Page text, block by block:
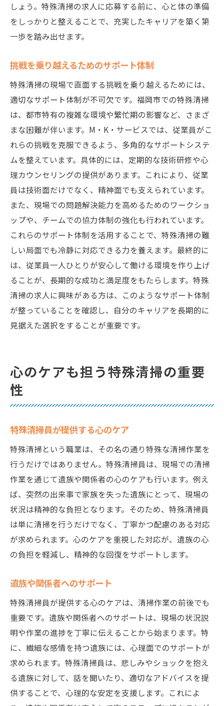
しょう。特殊清掃の求人に応募する前に、心と体の準備
をしっかりと整えることで、充実したキャリアを築く第
一歩を踏み出せます。
挑戦を乗り越えるためのサポート体制
特殊清掃の現場で直面する挑戦を乗り越えるためには、
適切なサポート体制が不可欠です。福岡市での特殊清掃
は、都市特有の複雑な環境や繁忙期の影響など、さまざ
まな困難が伴います。M・K・サービスでは、従業員がこ
れらの挑戦を克服できるよう、多角的なサポートシステ
ムを整えています。具体的には、定期的な技術研修や心
理カウンセリングの提供があります。これにより、従業
員は技術面だけでなく、精神面でも支えられています。
また、現場での問題解決能力を高めるためのワークショ
ップや、チームでの協力体制の強化も行われています。
これらのサポート体制を活用することで、特殊清掃の難
しい局面でも冷静に対応できる力を養えます。最終的に
は、従業員一人ひとりが安心して働ける環境を作り上げ
ることが、長期的な成功と満足度をもたらします。特殊
清掃の求人に興味がある方は、このようなサポート体制
が整っていることを確認し、自分のキャリアを長期的に
見据えた選択をすることが重要です。
心のケアも担う特殊清掃の重要
性
特殊清掃員が提供する心のケア
特殊清掃という職業は、その名の通り特殊な清掃作業を
行うだけではありません。特殊清掃員は、現場での清掃
作業を通じて遺族や関係者の心のケアも行います。例え
ば、突然の出来事で家族を失った遺族にとって、現場の
状況は精神的な負担となります。そのため、特殊清掃員
は単に清掃を行うだけでなく、丁寧かつ配慮のある対応
が求められます。心のケアを重視した対応が、遺族の心
の負担を軽減し、精神的な回復をサポートします。
遺族や関係者へのサポート
特殊清掃員が提供する心のケアは、清掃作業の前後でも
重要です。遺族や関係者へのサポートは、現場の状況説
明や作業の進捗を丁寧に伝えることから始まります。特
に、繊細な感情を持つ遺族には、心理面でのサポートが
求められます。特殊清掃員は、悲しみやショックを抱え
る遺族に対して、話を聞いたり、適切なアドバイスを提
供することで、心理的な安定を支援します。これによ